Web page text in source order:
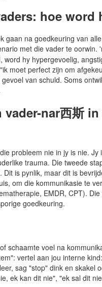
hoe
gaan na goedkeuring van
met die vader te oorwin.
hy hypergevoelig,
moet perfect zijn om
van schuld. Soms
nar西斯
probleem nie in jy is nie.
trauma. Die tweede
is pynlik, maar dit is
om die kommunikasie te
EMDR, CPT).
goedkeuring.
schaamte voel na
vertel aan jou interne
sag "stop" dink en skakel
ek kan dit nie", "ek sal dit